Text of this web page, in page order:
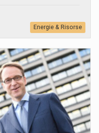
Energie & Risorse